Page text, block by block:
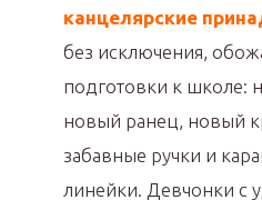
канцелярские
без исключения,
подготовки к школе:
новый ранец, новый
забавные ручки и
линейки. Девчонки с